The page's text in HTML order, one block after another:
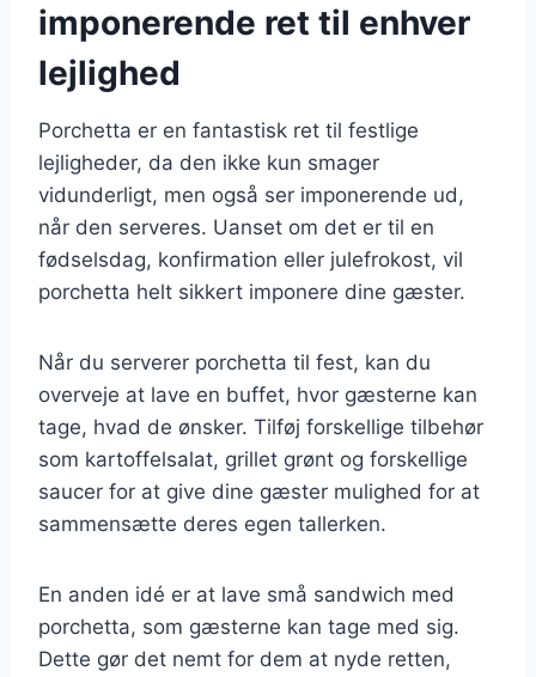
imponerende ret til enhver
lejlighed
Porchetta er en fantastisk ret til festlige
lejligheder, da den ikke kun smager
vidunderligt, men også ser imponerende ud,
når den serveres. Uanset om det er til en
fødselsdag, konfirmation eller julefrokost, vil
porchetta helt sikkert imponere dine gæster.
Når du serverer porchetta til fest, kan du
overveje at lave en buffet, hvor gæsterne kan
tage, hvad de ønsker. Tilføj forskellige tilbehør
som kartoffelsalat, grillet grønt og forskellige
saucer for at give dine gæster mulighed for at
sammensætte deres egen tallerken.
En anden idé er at lave små sandwich med
porchetta, som gæsterne kan tage med sig.
Dette gør det nemt for dem at nyde retten,